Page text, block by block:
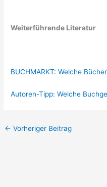
Weiterführende Literatur
BUCHMARKT: Welche
Autoren-Tipp: Welche
← Vorheriger Beitrag